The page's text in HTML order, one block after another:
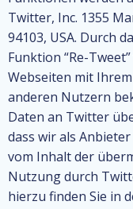
Twitter, Inc. 1355
94103, USA. Durch
Funktion “Re-
Webseiten mit
anderen Nutzern
Daten an Twitter
dass wir als
vom Inhalt der
Nutzung durch
hierzu finden Sie in